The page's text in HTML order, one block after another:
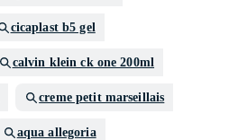
cicaplast b5 gel
calvin klein ck one 200ml
creme petit marseillais
aqua allegoria